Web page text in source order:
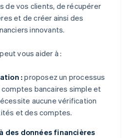
de vos clients, de récupérer
et de créer ainsi des
innovants.
vous aider à :
: proposez un processus
bancaires simple et
aucune vérification
et des comptes.
des données financières